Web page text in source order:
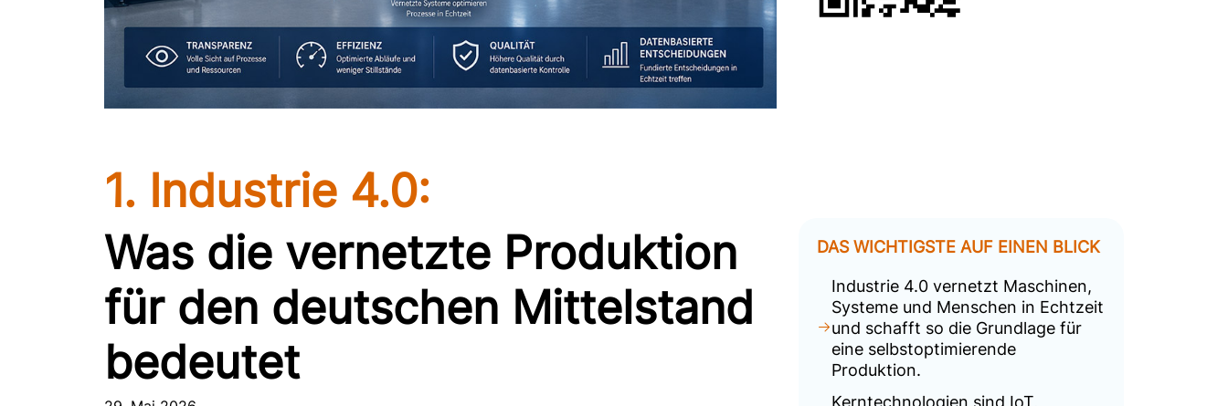
1. Industrie 4.0:
Was die vernetzte Produktion
für den deutschen Mittelstand
bedeutet
DAS WICHTIGSTE AUF EINEN BLICK
Industrie 4.0 vernetzt Maschinen,
Systeme und Menschen in Echtzeit
und schafft so die Grundlage für
eine selbstoptimierende
Produktion.
Kerntechnologien sind IoT,